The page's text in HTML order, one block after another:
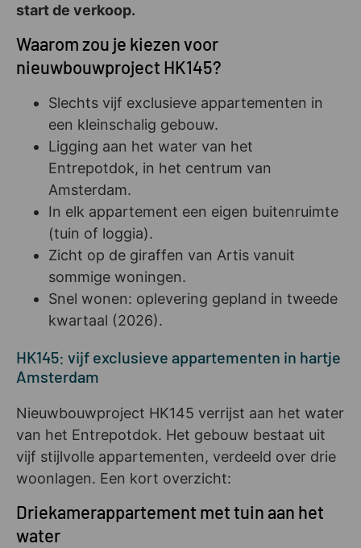
start de verkoop.
Waarom zou je kiezen voor
nieuwbouwproject HK145?
Slechts vijf exclusieve appartementen in
een kleinschalig gebouw.
Ligging aan het water van het
Entrepotdok, in het centrum van
Amsterdam.
In elk appartement een eigen buitenruimte
(tuin of loggia).
Zicht op de giraffen van Artis vanuit
sommige woningen.
Snel wonen: oplevering gepland in tweede
kwartaal (2026).
HK145: vijf exclusieve appartementen in hartje
Amsterdam
Nieuwbouwproject HK145 verrijst aan het water
van het Entrepotdok. Het gebouw bestaat uit
vijf stijlvolle appartementen, verdeeld over drie
woonlagen. Een kort overzicht:
Driekamerappartement met tuin aan het
water